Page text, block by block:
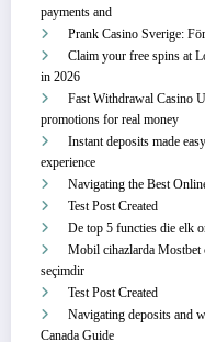
payments and
Prank Casino Sverige:
Claim your free spins at
in 2026
Fast Withdrawal Casino
promotions for real money
Instant deposits made
experience
Navigating the Best
Test Post Created
De top 5 functies die elk
Mobil cihazlarda Mostbet
seçimdir
Test Post Created
Navigating deposits and
Canada Guide